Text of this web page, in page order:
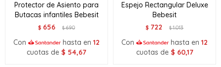
Protector de Asiento para
Butacas infantiles Bebesit
$ 656 $690
Con hasta en 12
cuotas de $ 54,67
Espejo Rectangular Deluxe
Bebesit
$ 722 $1.013
Con hasta en 12
cuotas de $ 60,17